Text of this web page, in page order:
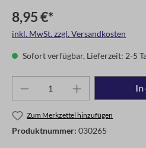
8,95 €*
inkl. MwSt. zzgl. Versandkosten
Sofort verfügbar, Lieferzeit: 2-5
In
Zum Merkzettel hinzufügen
Produktnummer: 030265